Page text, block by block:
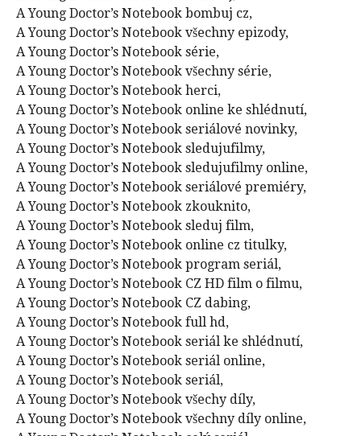
A Young Doctor’s Notebook bombuj cz,
A Young Doctor’s Notebook všechny epizody,
A Young Doctor’s Notebook série,
A Young Doctor’s Notebook všechny série,
A Young Doctor’s Notebook herci,
A Young Doctor’s Notebook online ke shlédnutí,
A Young Doctor’s Notebook seriálové novinky,
A Young Doctor’s Notebook sledujufilmy,
A Young Doctor’s Notebook sledujufilmy online,
A Young Doctor’s Notebook seriálové premiéry,
A Young Doctor’s Notebook zkouknito,
A Young Doctor’s Notebook sleduj film,
A Young Doctor’s Notebook online cz titulky,
A Young Doctor’s Notebook program seriál,
A Young Doctor’s Notebook CZ HD film o filmu,
A Young Doctor’s Notebook CZ dabing,
A Young Doctor’s Notebook full hd,
A Young Doctor’s Notebook seriál ke shlédnutí,
A Young Doctor’s Notebook seriál online,
A Young Doctor’s Notebook seriál,
A Young Doctor’s Notebook všechy díly,
A Young Doctor’s Notebook všechny díly online,